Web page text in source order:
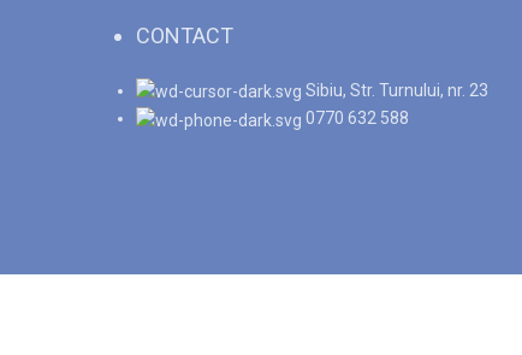
CONTACT
Sibiu, Str. Turnului, nr. 23
0770 632 588